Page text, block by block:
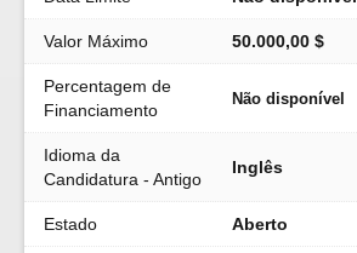
Valor Máximo 50.000,00 $
Percentagem de
Financiamento
Não disponível
Idioma da
Candidatura - Antigo
Inglês
Estado Aberto